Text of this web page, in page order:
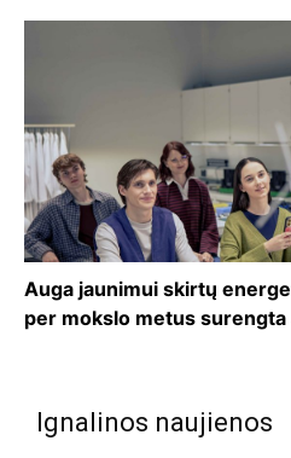
Auga jaunimui skirtų
per mokslo metus
Ignalinos naujienos